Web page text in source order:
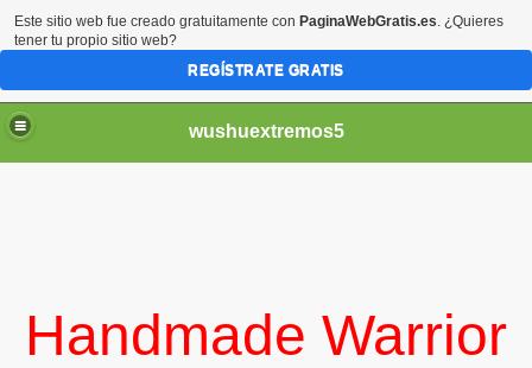
wushuextremos5
Handmade Warrior
Este sitio web fue creado gratuitamente con PaginaWebGratis.es. ¿Quieres
tener tu propio sitio web?
REGÍSTRATE GRATIS